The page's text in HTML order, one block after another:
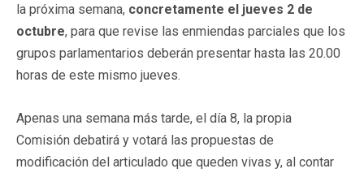
la próxima semana, concretamente el jueves 2 de
octubre, para que revise las enmiendas parciales que los
grupos parlamentarios deberán presentar hasta las 20.00
horas de este mismo jueves.
Apenas una semana más tarde, el día 8, la propia
Comisión debatirá y votará las propuestas de
modificación del articulado que queden vivas y, al contar